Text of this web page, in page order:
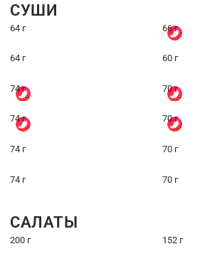
СУШИ
64 г 66 г
64 г 60 г
74 г 70 г
74 г 70 г
74 г 70 г
74 г 70 г
САЛАТЫ
200 г 152 г